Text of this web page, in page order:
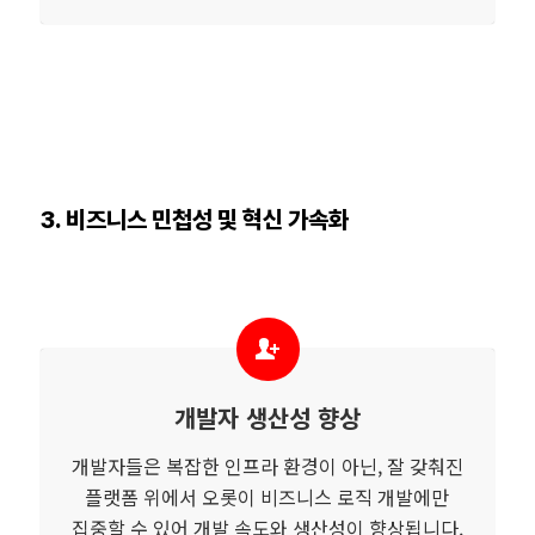
3. 비즈니스 민첩성 및 혁신 가속화
개발자 생산성 향상
개발자들은 복잡한 인프라 환경이 아닌, 잘 갖춰진
플랫폼 위에서 오롯이 비즈니스 로직 개발에만
집중할 수 있어 개발 속도와 생산성이 향상됩니다.